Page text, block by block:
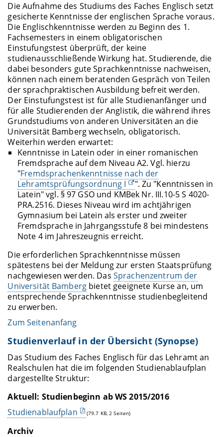
Die Aufnahme des Studiums des Faches Englisch setzt
gesicherte Kenntnisse der englischen Sprache voraus.
Die Englischkenntnisse werden zu Beginn des 1.
Fachsemesters in einem obligatorischen
Einstufungstest überprüft, der keine
studienausschließende Wirkung hat. Studierende, die
dabei besonders gute Sprachkenntnisse nachweisen,
können nach einem beratenden Gespräch von Teilen
der sprachpraktischen Ausbildung befreit werden.
Der Einstufungstest ist für alle Studienanfänger und
für alle Studierenden der Anglistik, die während ihres
Grundstudiums von anderen Universitäten an die
Universität Bamberg wechseln, obligatorisch.
Weiterhin werden erwartet:
Kenntnisse in Latein oder in einer romanischen
Fremdsprache auf dem Niveau A2. Vgl. hierzu
"Fremdsprachenkenntnisse nach der
Lehramtsprüfungsordnung I
". Zu "Kenntnissen in
Latein" vgl. § 97 GSO und KMBek Nr. III.10-5 S 4020-
PRA.2516. Dieses Niveau wird im achtjährigen
Gymnasium bei Latein als erster und zweiter
Fremdsprache in Jahrgangsstufe 8 bei mindestens
Note 4 im Jahreszeugnis erreicht.
Die erforderlichen Sprachkenntnisse müssen
spätestens bei der Meldung zur ersten Staatsprüfung
nachgewiesen werden. Das Sprachenzentrum der
Universität Bamberg bietet geeignete Kurse an, um
entsprechende Sprachkenntnisse studienbegleitend
zu erwerben.
Zum Seitenanfang
Studienverlauf in der Übersicht (Synopse)
Das Studium des Faches Englisch für das Lehramt an
Realschulen hat die im folgenden Studienablaufplan
dargestellte Struktur:
Aktuell: Studienbeginn ab WS 2015/2016
Studienablaufplan
(79.7 KB, 2 Seiten)
Archiv